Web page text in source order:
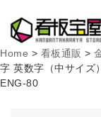
Home > 看板通販 >
字 英数字（中サイズ
ENG-80